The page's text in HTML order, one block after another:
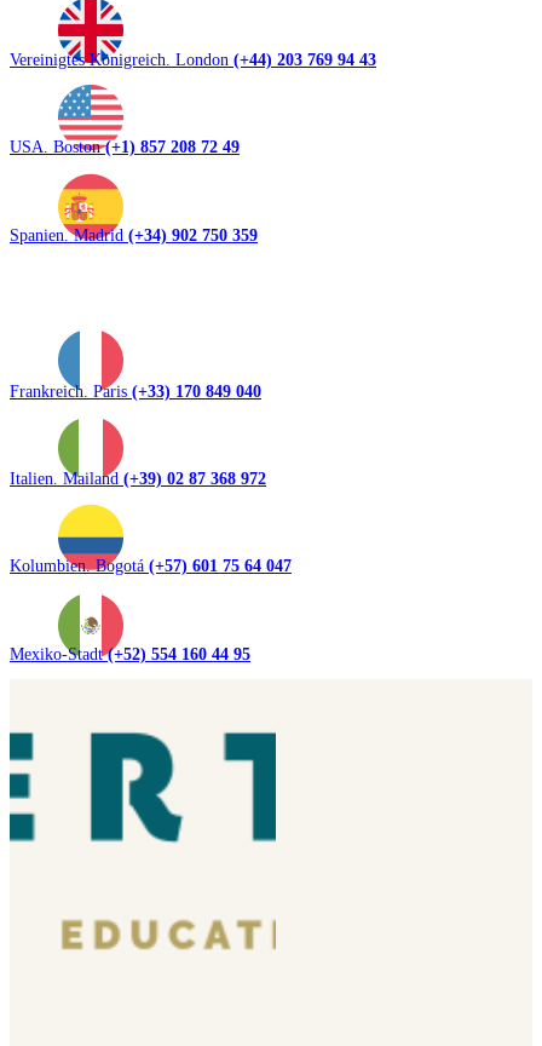
Vereinigtes Königreich. London (+44) 203 769 94 43
USA. Boston(+1) 857 208 72 49
Spanien. Madrid (+34) 902 750 359
Frankreich. Paris (+33) 170 849 040
Italien. Mailand (+39) 02 87 368 972
Kolumbien. Bogotá (+57) 601 75 64 047
Mexiko-Stadt(+52) 554 160 44 95